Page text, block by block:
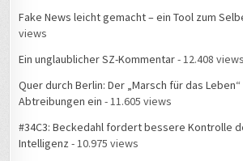
Fake News leicht gemacht – ein Tool zum
views
Ein unglaublicher SZ-Kommentar- 12.408 views
Quer durch Berlin: Der „Marsch für das
Abtreibungen ein - 11.605 views
#34C3: Beckedahl fordert bessere Kontrolle
Intelligenz - 10.975 views